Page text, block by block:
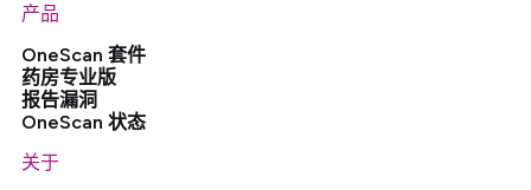
产品
OneScan 套件
药房专业版
报告漏洞
OneScan 状态
关于